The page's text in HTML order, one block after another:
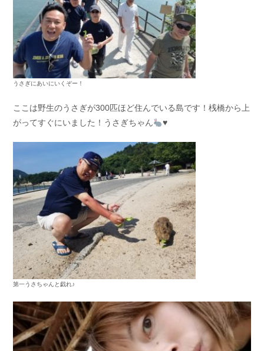
うさぎにあいにいくぞー！
ここは野生のうさぎが300匹ほど住んでいる島です！桟橋から上
がってすぐにいました！うさぎちゃん
♥️
第一うさちゃんと戯れ♪